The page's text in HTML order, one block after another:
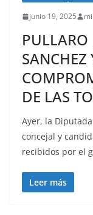
junio 19, 2025
PULLARO
SANCHEZ
DE LAS
Ayer, la
concejal y
recibidos por el
Leer más